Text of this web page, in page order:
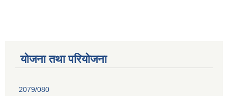
योजना तथा परियोजना
2079/080